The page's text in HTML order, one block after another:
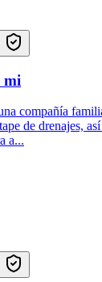
mi
compañía
de drenajes,
a...